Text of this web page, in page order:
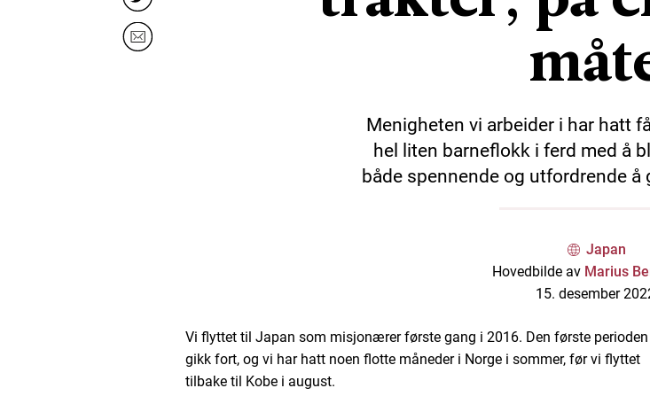
Menigheten vi arbeider i har hatt
hel liten barneflokk i ferd med å
både spennende og utfordrende å
Japan
Hovedbilde av Marius
15. desember
Vi flyttet til Japan som misjonærer første gang i 2016. Den første perioden
gikk fort, og vi har hatt noen flotte måneder i Norge i sommer, før vi flyttet
tilbake til Kobe i august.